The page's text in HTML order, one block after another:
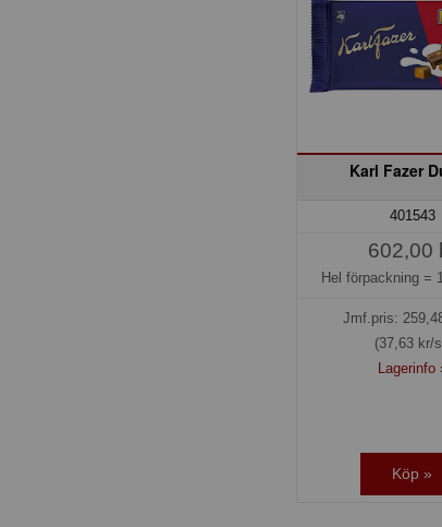
Karl Fazer
401543
602,00
Hel förpackning =
Jmf.pris:
(37,63 kr/
Lagerinfo
Köp »